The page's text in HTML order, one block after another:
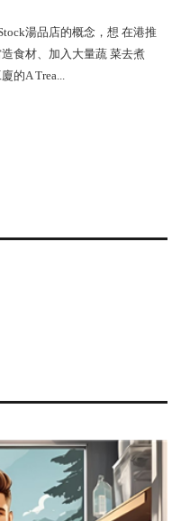
湯品店的概念，想 在港推
食材、加入大量蔬 菜去煮
的A Trea...